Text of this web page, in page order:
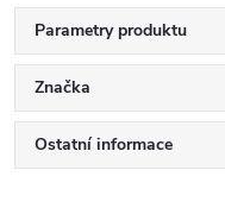
Parametry produktu
Značka
Ostatní informace